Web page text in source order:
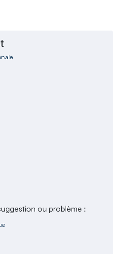
ou problème :